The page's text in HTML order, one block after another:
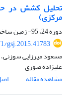
تحلیل کشش در
مرکزی)
دوره 24، 95- زمین ساخت، بهار 1394، صفحه
gsj.2015.41783
مسعود میرزایی
علیزاده صوری
مشاهده مقاله